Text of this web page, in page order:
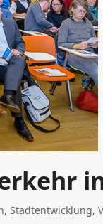
, Stadtentwicklung,